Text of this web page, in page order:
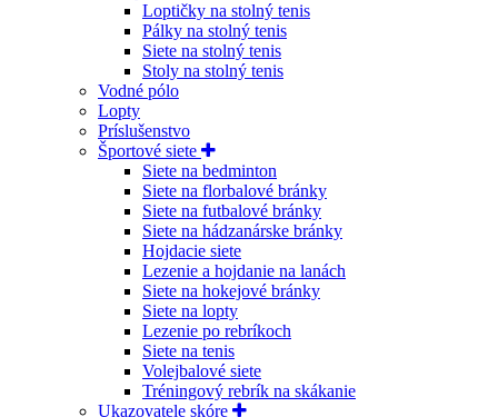
Loptičky na stolný tenis
Pálky na stolný tenis
Siete na stolný tenis
Stoly na stolný tenis
Vodné pólo
Lopty
Príslušenstvo
Športové siete
Siete na bedminton
Siete na florbalové bránky
Siete na futbalové bránky
Siete na hádzanárske bránky
Hojdacie siete
Lezenie a hojdanie na lanách
Siete na hokejové bránky
Siete na lopty
Lezenie po rebríkoch
Siete na tenis
Volejbalové siete
Tréningový rebrík na skákanie
Ukazovatele skóre